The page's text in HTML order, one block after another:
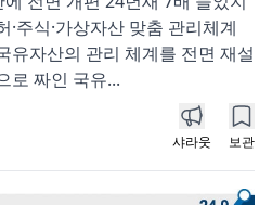
주식·가상자산 맞춤 관리체계
유자산의 관리 체계를 전면 재설
로 짜인 국유...
샤라웃 보관